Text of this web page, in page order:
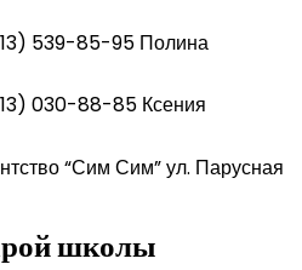
539-85-95 Полина
030-88-85 Ксения
“Сим Сим” ул. Парусная
школы